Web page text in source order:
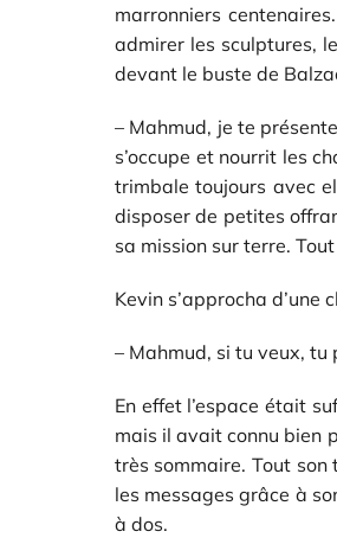
marronniers
admirer les sculptures,
devant le buste de
– Mahmud, je te
s’occupe et nourrit les
trimbale toujours avec
disposer de petites
sa mission sur terre.
Kevin s’approcha
– Mahmud, si tu veux,
En effet l’espace était
mais il avait connu bien
très sommaire. Tout
les messages grâce à
à dos.